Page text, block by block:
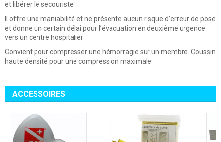
et libérer le secouriste
Il offre une maniabilité et ne présente aucun risque d’erreur de pose
et donne un certain délai pour l’évacuation en deuxième urgence
vers un centre hospitalier
Convient pour compresser une hémorragie sur un membre. Coussin
haute densité pour une compression maximale
ACCESSOIRES